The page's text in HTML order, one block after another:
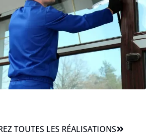
TOUTES LES RÉALISATIONS